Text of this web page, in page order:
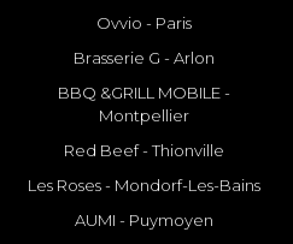
Ovvio - Paris
Brasserie G - Arlon
BBQ &GRILL MOBILE -
Montpellier
Red Beef - Thionville
Les Roses - Mondorf-Les-Bains
AUMI - Puymoyen